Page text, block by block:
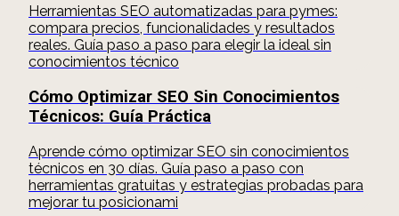
Herramientas SEO automatizadas para pymes:
compara precios, funcionalidades y resultados
reales. Guía paso a paso para elegir la ideal sin
conocimientos técnico
Cómo Optimizar SEO Sin Conocimientos
Técnicos: Guía Práctica
Aprende cómo optimizar SEO sin conocimientos
técnicos en 30 días. Guía paso a paso con
herramientas gratuitas y estrategias probadas para
mejorar tu posicionami